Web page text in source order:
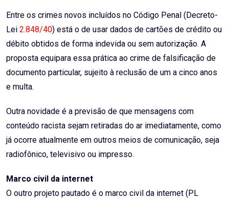
Entre os crimes novos incluídos no Código Penal (Decreto-
Lei 2.848/40) está o de usar dados de cartões de crédito ou
débito obtidos de forma indevida ou sem autorização. A
proposta equipara essa prática ao crime de falsificação de
documento particular, sujeito à reclusão de um a cinco anos
e multa.
Outra novidade é a previsão de que mensagens com
conteúdo racista sejam retiradas do ar imediatamente, como
já ocorre atualmente em outros meios de comunicação, seja
radiofônico, televisivo ou impresso.
Marco civil da internet
O outro projeto pautado é o marco civil da internet (PL